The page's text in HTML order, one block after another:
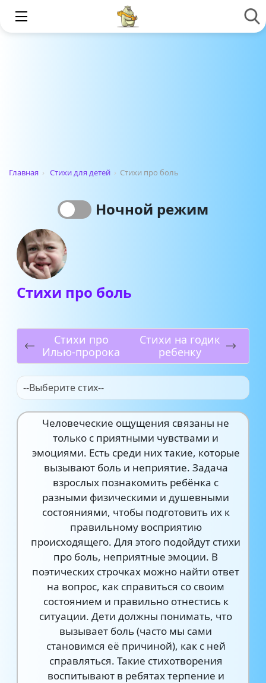
Главная › Стихи для детей › Стихи про боль
Ночной режим
Стихи про боль
Стихи про
Илью-пророка
Стихи на годик
ребенку
--Выберите стих--
Человеческие ощущения связаны не
только с приятными чувствами и
эмоциями. Есть среди них такие, которые
вызывают боль и неприятие. Задача
взрослых познакомить ребёнка с
разными физическими и душевными
состояниями, чтобы подготовить их к
правильному восприятию
происходящего. Для этого подойдут стихи
про боль, неприятные эмоции. В
поэтических строчках можно найти ответ
на вопрос, как справиться со своим
состоянием и правильно отнестись к
ситуации. Дети должны понимать, что
вызывает боль (часто мы сами
становимся её причиной), как с ней
справляться. Такие стихотворения
воспитывают в ребятах терпение и